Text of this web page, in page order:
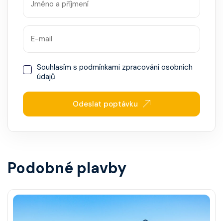
Souhlasím s podmínkami zpracování osobních
údajů
Odeslat poptávku
Podobné plavby